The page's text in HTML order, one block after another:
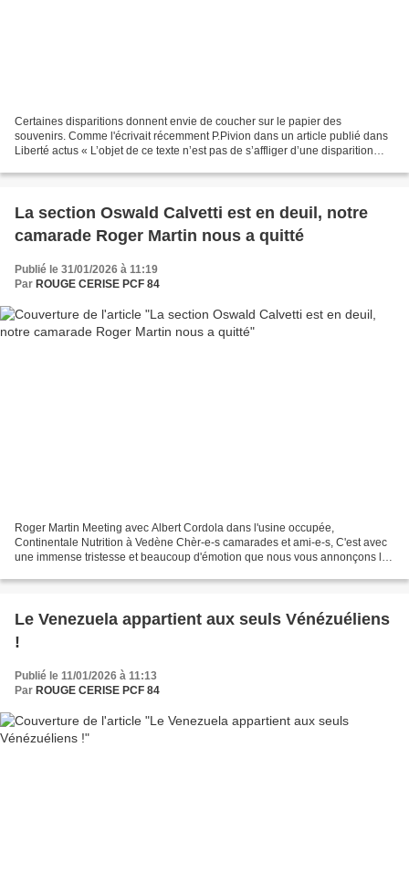
Certaines disparitions donnent envie de coucher sur le papier des
souvenirs. Comme l'écrivait récemment P.Pivion dans un article publié dans
Liberté actus « L’objet de ce texte n’est pas de s’affliger d’une disparition
La section Oswald Calvetti est en deuil, notre
camarade Roger Martin nous a quitté
Publié le 31/01/2026 à 11:19
Par ROUGE CERISE PCF 84
Roger Martin Meeting avec Albert Cordola dans l'usine occupée,
Continentale Nutrition à Vedène Chèr-e-s camarades et ami-e-s, C'est avec
une immense tristesse et beaucoup d'émotion que nous vous annonçons le
Le Venezuela appartient aux seuls Vénézuéliens
!
Publié le 11/01/2026 à 11:13
Par ROUGE CERISE PCF 84